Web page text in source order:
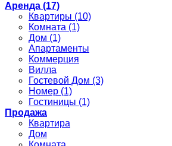
Аренда (17)
Квартиры (10)
Комната (1)
Дом (1)
Апартаменты
Коммерция
Вилла
Гостевой Дом (3)
Номер (1)
Гостиницы (1)
Продажа
Квартира
Дом